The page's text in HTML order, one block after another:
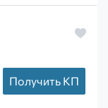
Получить КП